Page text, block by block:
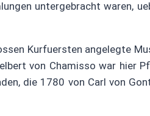
untergebracht waren,
Kurfuersten angelegte
von Chamisso war hier
die 1780 von Carl von